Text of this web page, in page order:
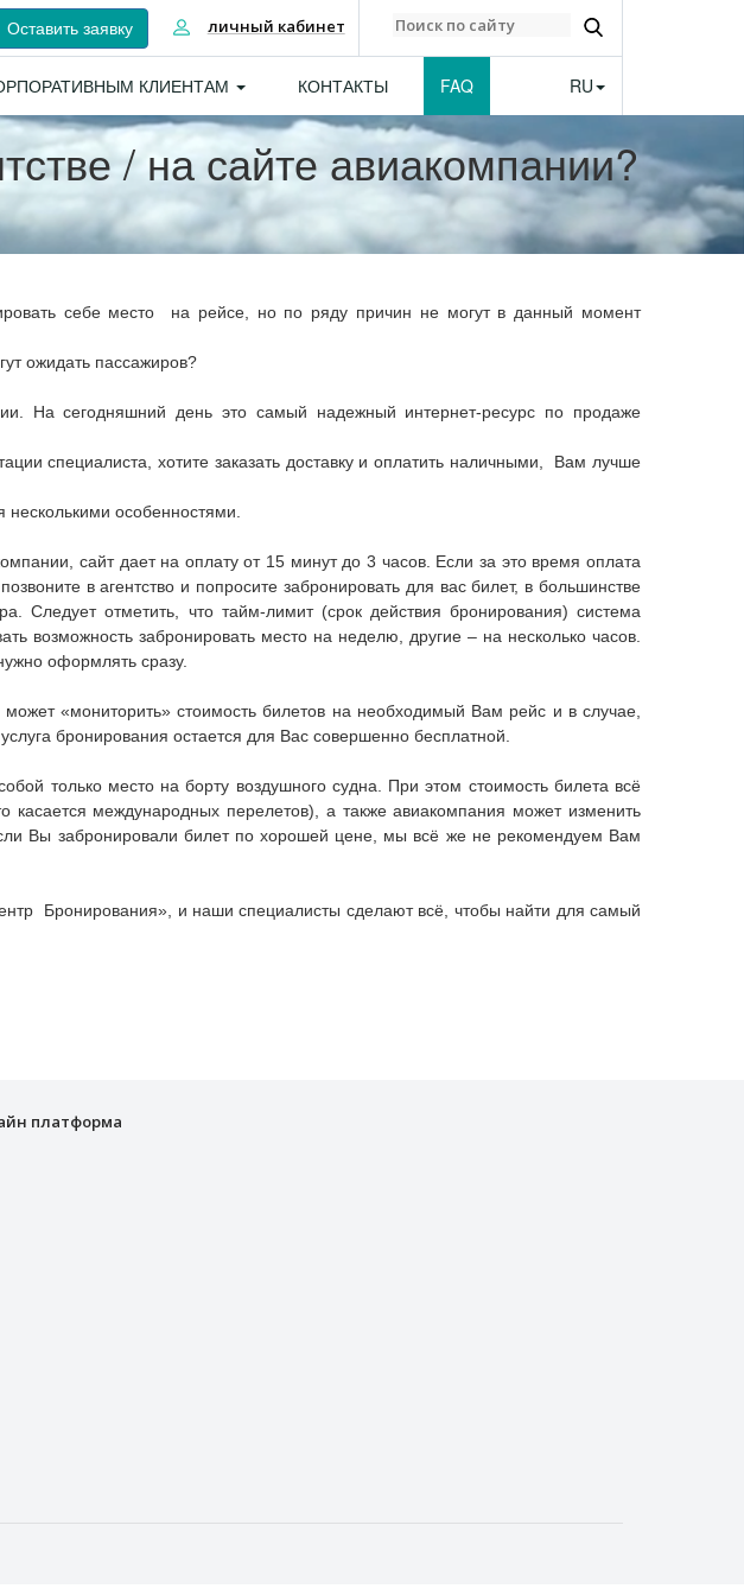
Оставить заявку личный кабинет
КЛИЕНТАМ КОНТАКТЫ FAQ RU
/ на сайте авиакомпании?
себе место на рейсе, но по ряду причин не могут в данный момент
ожидать пассажиров?
На сегодняшний день это самый надежный интернет-ресурс по продаже
специалиста, хотите заказать доставку и оплатить наличными, Вам лучше
несколькими особенностями.
сайт дает на оплату от 15 минут до 3 часов. Если за это время оплата
в агентство и попросите забронировать для вас билет, в большинстве
Следует отметить, что тайм-лимит (срок действия бронирования) система
возможность забронировать место на неделю, другие – на несколько часов.
оформлять сразу.
«мониторить» стоимость билетов на необходимый Вам рейс и в случае,
бронирования остается для Вас совершенно бесплатной.
только место на борту воздушного судна. При этом стоимость билета всё
международных перелетов), а также авиакомпания может изменить
Вы забронировали билет по хорошей цене, мы всё же не рекомендуем Вам
Бронирования», и наши специалисты сделают всё, чтобы найти для самый
платформа